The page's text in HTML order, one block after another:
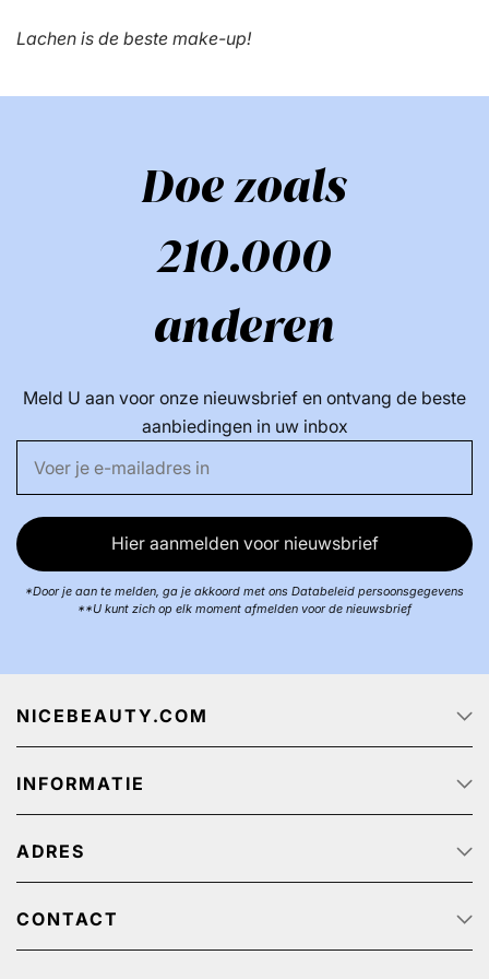
Lachen is de beste make-up!
Doe zoals
210.000
anderen
Meld U aan voor onze nieuwsbrief en ontvang de beste
aanbiedingen in uw inbox
Hier aanmelden voor nieuwsbrief
*Door je aan te melden, ga je akkoord met ons Databeleid persoonsgegevens
**U kunt zich op elk moment afmelden voor de nieuwsbrief
NICEBEAUTY.COM
Startpagina
Over ons
Track & Trace
Reclame aanbiedingen
INFORMATIE
Klantenservice - Q & A
Privacy beleid
Algemene Voorwaarden
Retour
ADRES
NiceBeauty ApS
Stærevej 2,
6705 Esbjerg, Denmark
CONTACT
Klantenservice: (+31) 20 891 0380 (We speak English)